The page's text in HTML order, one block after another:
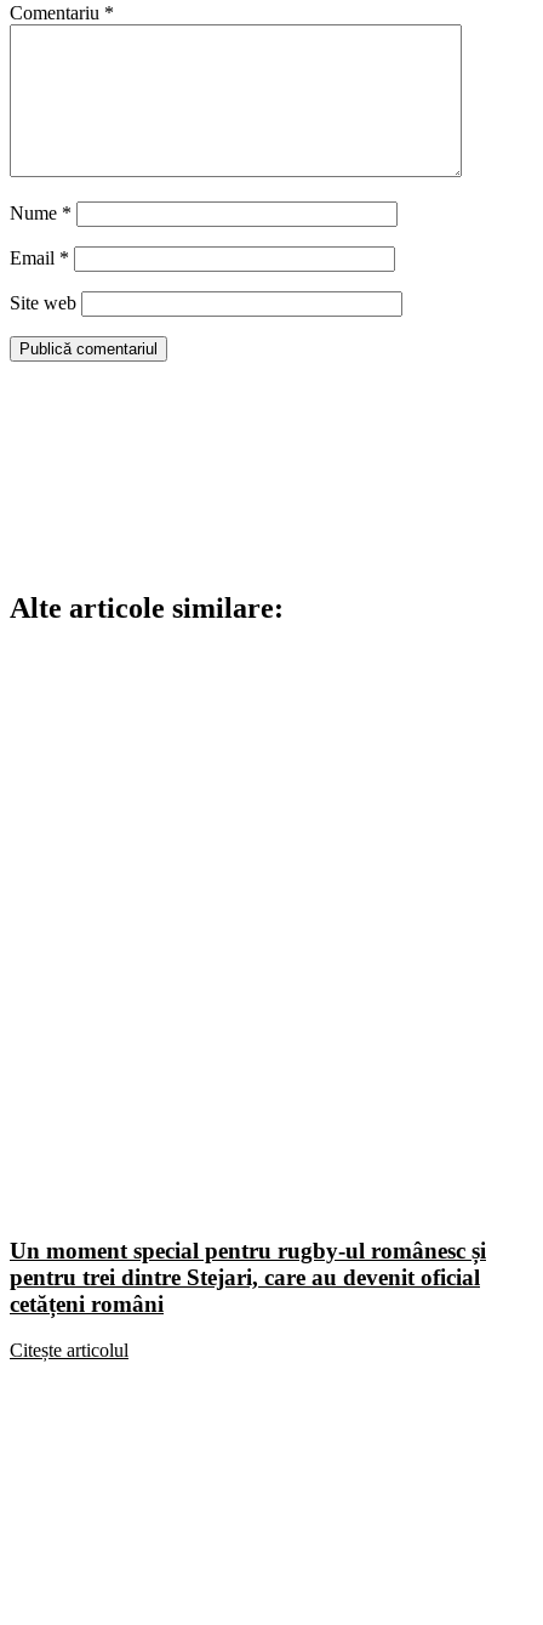
Comentariu *
Nume *
Email *
Site web
Alte articole similare:
Un moment special pentru rugby-ul românesc și
pentru trei dintre Stejari, care au devenit oficial
cetățeni români
Citește articolul